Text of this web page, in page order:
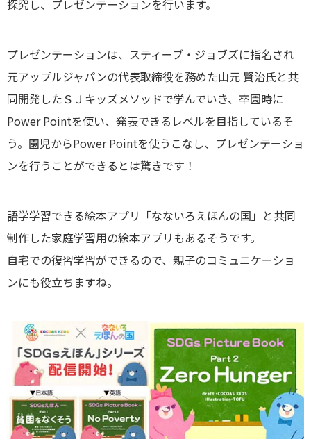
探究し、プレゼンテーションを行います。
プレゼンテーションは、スティーブ・ジョブズに指名され
元アップルジャパンの代表取締役を務めた山元 賢治氏と共
同開発したＳＪキッズメソッドで学んでいき、卒園時に
Power Pointを使い、発表できるレベルを目指しているそ
う。園児からPower Pointを使うこなし、プレゼンテーショ
ンを行うことができるとは驚きです！
語学学習できる絵本アプリ「なないろえほんの国」と共同
制作した家庭学習用の絵本アプリもあるそうです。
自宅での復習学習ができるので、親子のコミュニケーショ
ンにも役立ちますね。